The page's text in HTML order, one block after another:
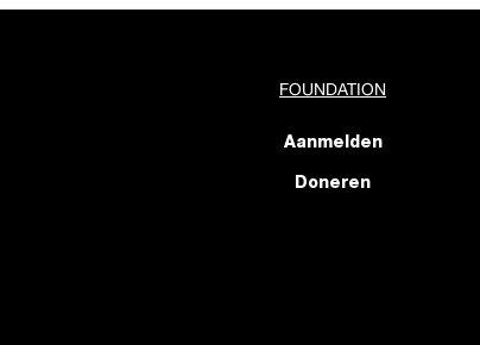
FOUNDATION
Aanmelden
Doneren